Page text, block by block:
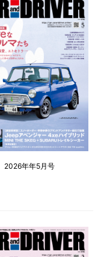
2026年年5月号